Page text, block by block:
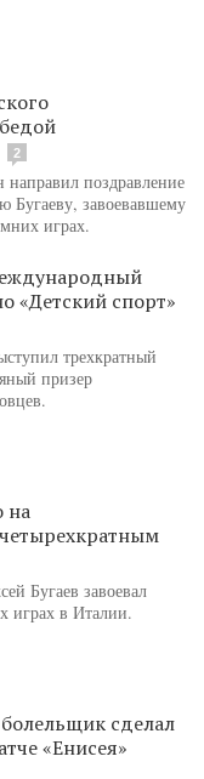
2
поздравление
Бугаеву, завоевавшему
играх.
«Детский спорт»
трехкратный
призер
на
Бугаев завоевал
играх в Италии.
сделал
«Енисея»